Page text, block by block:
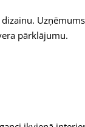
pārklājumu.